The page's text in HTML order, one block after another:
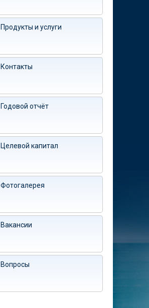
Продукты и услуги
Контакты
Годовой отчёт
Целевой капитал
Фотогалерея
Вакансии
Вопросы